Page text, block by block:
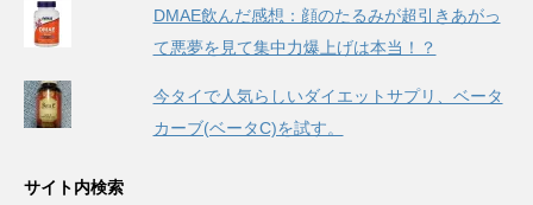
DMAE飲んだ感想：顔のたるみが超引きあがっ
て悪夢を見て集中力爆上げは本当！？
今タイで人気らしいダイエットサプリ、ベータ
カーブ(ベータC)を試す。
サイト内検索